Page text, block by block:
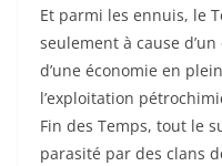
Et parmi les ennuis, le
seulement à cause
d’une économie en
l’exploitation
Fin des Temps, tout le
parasité par des clans